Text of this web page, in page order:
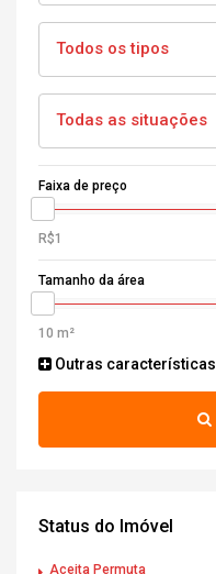
Todos os tipos
Todas as situações
Faixa de preço
Tamanho da área
Outras características
Status do Imóvel
Aceita Permuta